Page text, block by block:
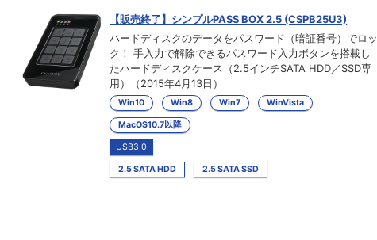
【販売終了】シンプルPASS BOX 2.5 (CSPB25U3)
ハードディスクのデータをパスワード（暗証番号）でロッ
ク！ 手入力で解除できるパスワード入力ボタンを搭載し
たハードディスクケース（2.5インチSATA HDD／SSD専
用）（2015年4月13日）
Win10 Win8 Win7 WinVista
MacOS10.7以降
USB3.0
2.5 SATA HDD 2.5 SATA SSD